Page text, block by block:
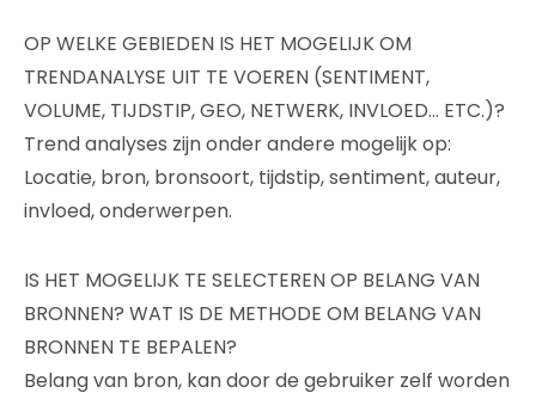
OP WELKE GEBIEDEN IS HET MOGELIJK OM
TRENDANALYSE UIT TE VOEREN (SENTIMENT,
VOLUME, TIJDSTIP, GEO, NETWERK, INVLOED… ETC.)?
Trend analyses zijn onder andere mogelijk op:
Locatie, bron, bronsoort, tijdstip, sentiment, auteur,
invloed, onderwerpen.
IS HET MOGELIJK TE SELECTEREN OP BELANG VAN
BRONNEN? WAT IS DE METHODE OM BELANG VAN
BRONNEN TE BEPALEN?
Belang van bron, kan door de gebruiker zelf worden